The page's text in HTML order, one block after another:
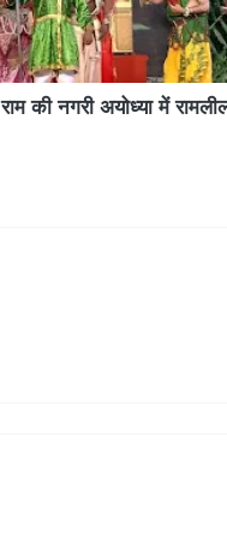
की नगरी अयोध्या में